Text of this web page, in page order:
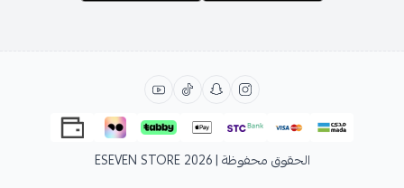
الحقوق محفوظة | 2026 ESEVEN STORE